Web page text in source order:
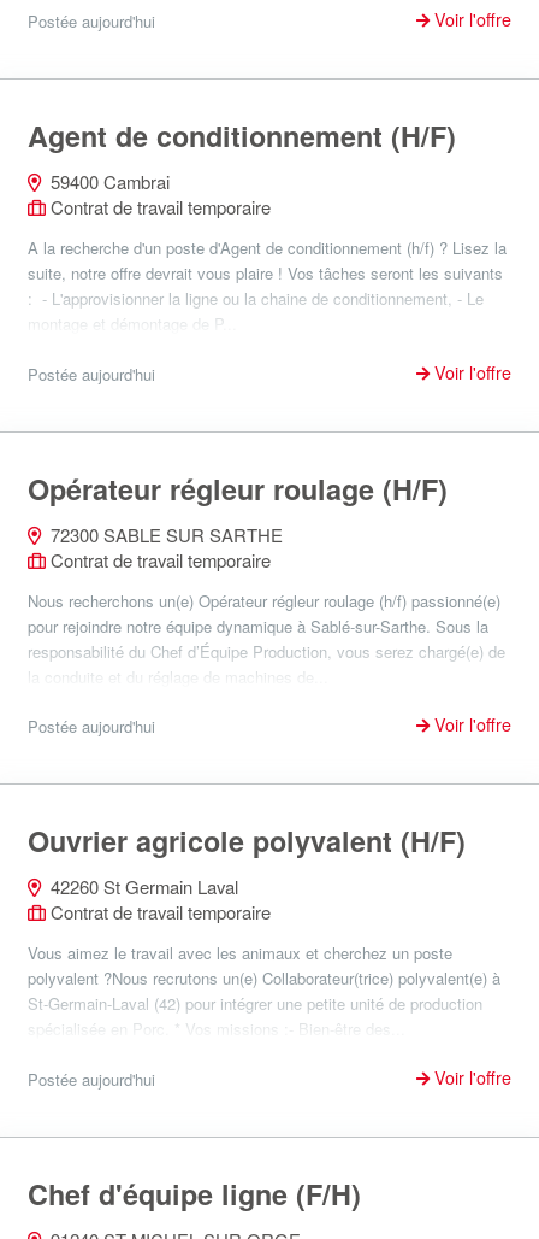
Postée aujourd'hui Voir l'offre
Agent de conditionnement (H/F)
59400 Cambrai
Contrat de travail temporaire
A la recherche d'un poste d'Agent de conditionnement (h/f) ? Lisez la
suite, notre offre devrait vous plaire ! Vos tâches seront les suivants
: - L'approvisionner la ligne ou la chaine de conditionnement, - Le
montage et démontage de P...
Postée aujourd'hui Voir l'offre
Opérateur régleur roulage (H/F)
72300 SABLE SUR SARTHE
Contrat de travail temporaire
Nous recherchons un(e) Opérateur régleur roulage (h/f) passionné(e)
pour rejoindre notre équipe dynamique à Sablé-sur-Sarthe. Sous la
responsabilité du Chef d’Équipe Production, vous serez chargé(e) de
la conduite et du réglage de machines de...
Postée aujourd'hui Voir l'offre
Ouvrier agricole polyvalent (H/F)
42260 St Germain Laval
Contrat de travail temporaire
Vous aimez le travail avec les animaux et cherchez un poste
polyvalent ?Nous recrutons un(e) Collaborateur(trice) polyvalent(e) à
St-Germain-Laval (42) pour intégrer une petite unité de production
spécialisée en Porc. * Vos missions :- Bien-être des...
Postée aujourd'hui Voir l'offre
Chef d'équipe ligne (F/H)